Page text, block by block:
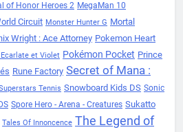
of Honor Heroes 2 MegaMan 10
Circuit Monster Hunter G Mortal
Wright : Ace Attorney Pokemon Heart
Ecarlate et Violet Pokémon Pocket Prince
Rune Factory Secret of Mana :
Tennis Snowboard Kids DS Sonic
Spore Hero - Arena - Creatures Sukatto
Tales Of Innoncence The Legend of